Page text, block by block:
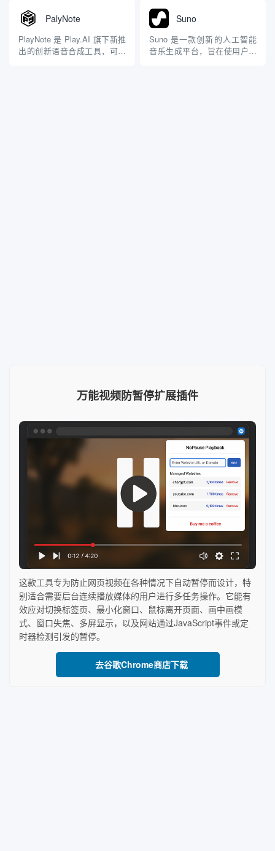
然、逼真的语音，适用于多种
场景，如内容创作、企业应用
和开发者集成。其官方网站为
https://play.h...
台由新加坡的 HIX.AI 开发，
致力于通过尖端 AI 技术实现
视频和图像创作的民主化，使
无技术背景的用户也能轻松生
PalyNote
PlayNote 是 Play.AI 旗下新推
出的创新语音合成工具，可以
Suno
Suno 是一款创新的人工智能
音乐生成平台，旨在使用户能
万能视频防暂停扩展插件
这款工具专为防止网页视频在各种情况下自动暂停而设计，特
别适合需要后台连续播放媒体的用户进行多任务操作。它能有
效应对切换标签页、最小化窗口、鼠标离开页面、画中画模
式、窗口失焦、多屏显示，以及网站通过JavaScript事件或定
时器检测引发的暂停。
去谷歌Chrome商店下载